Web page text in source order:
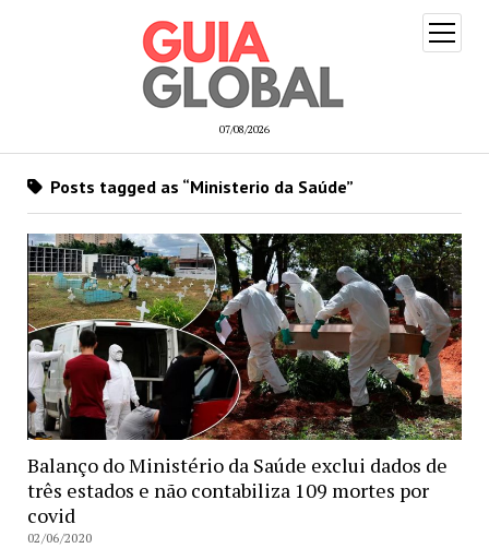
07/08/2026
open
menu
Posts tagged as “Ministerio da Saúde”
Balanço do Ministério da Saúde exclui dados de
três estados e não contabiliza 109 mortes por
covid
02/06/2020